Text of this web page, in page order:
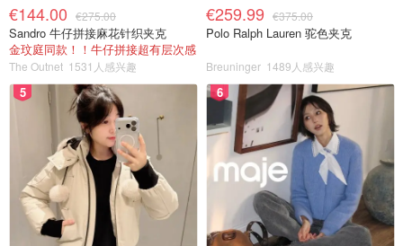
€144.00 €275.00
Sandro 牛仔拼接麻花针织夹克
金玟庭同款！！牛仔拼接超有层次感
The Outnet 1531人感兴趣
€259.99 €375.00
Polo Ralph Lauren 驼色夹克
Breuninger 1489人感兴趣
5 6